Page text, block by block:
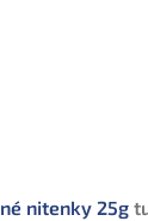
nitenky 25g